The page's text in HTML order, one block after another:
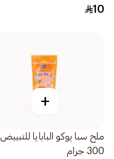
النساء 300جرام
10
+
ملح سبا يوكو البابايا للتبييض
300 جرام